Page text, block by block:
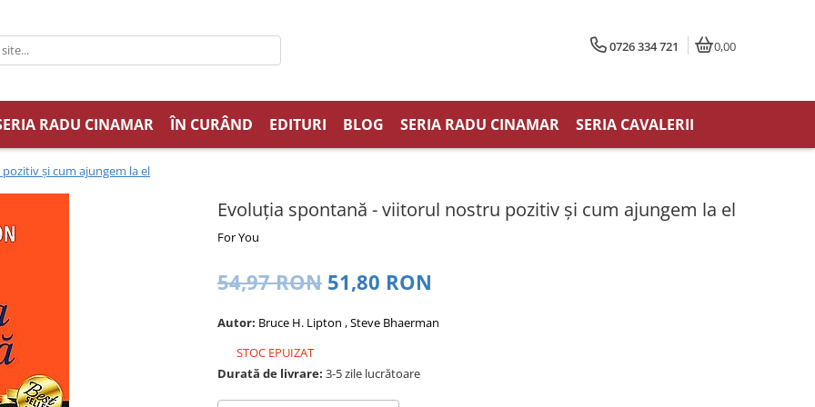
0726 334 721 0,00
RADU CINAMAR ÎN CURÂND EDITURI BLOG SERIA RADU CINAMAR SERIA CAVALERII
şi cum ajungem la el
Evoluţia spontană - viitorul nostru pozitiv şi cum ajungem la el
For You
54,97 RON 51,80 RON
Autor: Bruce H. Lipton , Steve Bhaerman
STOC EPUIZAT
Durată de livrare: 3-5 zile lucrătoare